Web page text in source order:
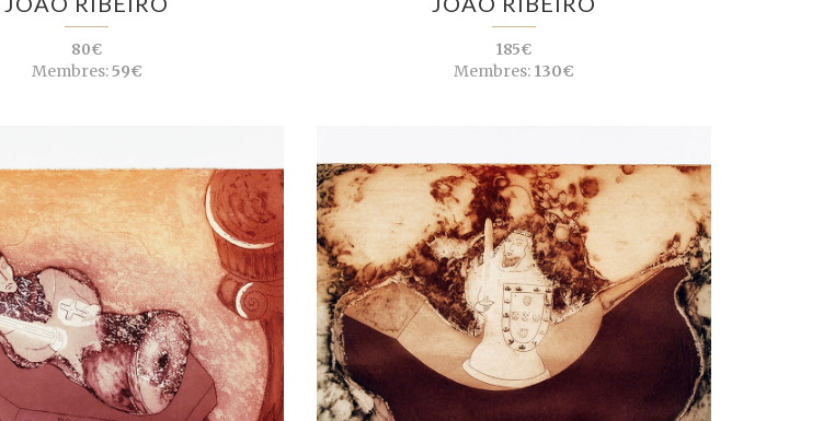
80€
Membres:59€
185€
Membres: 130€